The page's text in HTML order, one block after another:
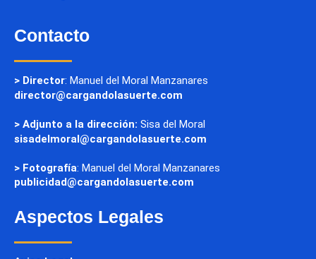
Contacto
> Director: Manuel del Moral Manzanares
director@cargandolasuerte.com
> Adjunto a la dirección: Sisa del Moral
sisadelmoral@cargandolasuerte.com
> Fotografía: Manuel del Moral Manzanares
publicidad@cargandolasuerte.com
Aspectos Legales